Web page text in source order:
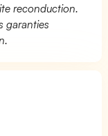
reconduction.
garanties